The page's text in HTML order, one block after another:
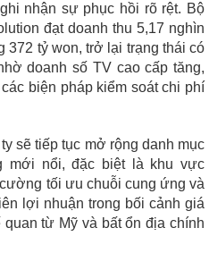
nhận sự phục hồi rõ rệt. Bộ
đạt doanh thu 5,17 nghìn
372 tỷ won, trở lại trạng thái có
doanh số TV cao cấp tăng,
biện pháp kiểm soát chi phí
sẽ tiếp tục mở rộng danh mục
mới nổi, đặc biệt là khu vực
tối ưu chuỗi cung ứng và
lợi nhuận trong bối cảnh giá
từ Mỹ và bất ổn địa chính